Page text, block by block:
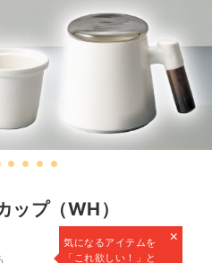
ップ（WH）
×
気になるアイテムを
「これ欲しい！」と